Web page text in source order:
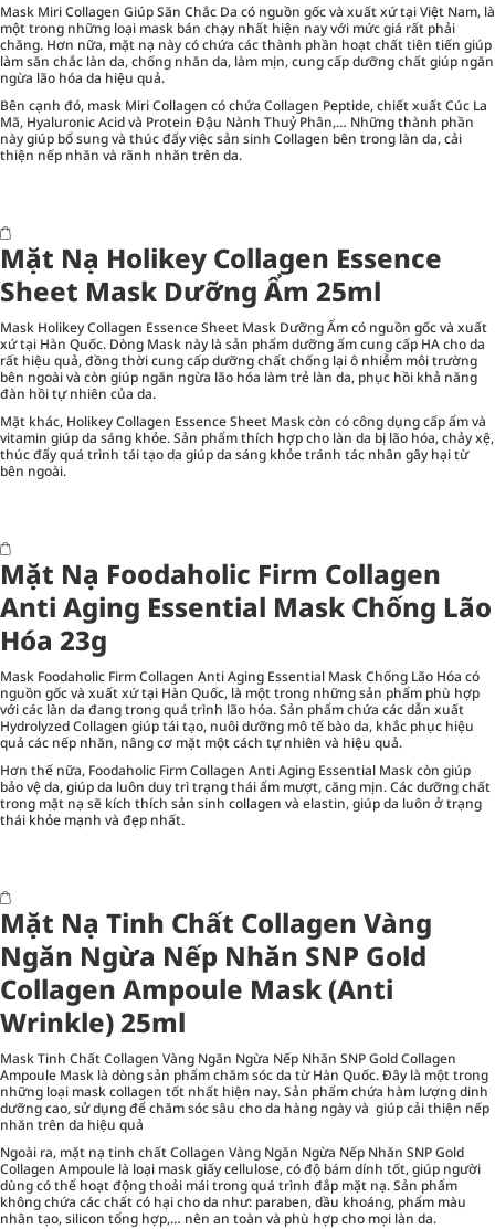
Mask Miri Collagen Giúp Săn Chắc Da có nguồn gốc và xuất xứ tại Việt Nam, là
một trong những loại mask bán chạy nhất hiện nay với mức giá rất phải
chăng. Hơn nữa, mặt nạ này có chứa các thành phần hoạt chất tiên tiến giúp
làm săn chắc làn da, chống nhăn da, làm mịn, cung cấp dưỡng chất giúp ngăn
ngừa lão hóa da hiệu quả.
Bên cạnh đó, mask Miri Collagen có chứa Collagen Peptide, chiết xuất Cúc La
Mã, Hyaluronic Acid và Protein Đậu Nành Thuỷ Phân,… Những thành phần
này giúp bổ sung và thúc đẩy việc sản sinh Collagen bên trong làn da, cải
thiện nếp nhăn và rãnh nhăn trên da.
Mặt Nạ Holikey Collagen Essence
Sheet Mask Dưỡng Ẩm 25ml
Mask Holikey Collagen Essence Sheet Mask Dưỡng Ẩm có nguồn gốc và xuất
xứ tại Hàn Quốc. Dòng Mask này là sản phẩm dưỡng ẩm cung cấp HA cho da
rất hiệu quả, đồng thời cung cấp dưỡng chất chống lại ô nhiễm môi trường
bên ngoài và còn giúp ngăn ngừa lão hóa làm trẻ làn da, phục hồi khả năng
đàn hồi tự nhiên của da.
Mặt khác, Holikey Collagen Essence Sheet Mask còn có công dụng cấp ẩm và
vitamin giúp da sáng khỏe. Sản phẩm thích hợp cho làn da bị lão hóa, chảy xệ,
thúc đẩy quá trình tái tạo da giúp da sáng khỏe tránh tác nhân gây hại từ
bên ngoài.
Mặt Nạ Foodaholic Firm Collagen
Anti Aging Essential Mask Chống Lão
Hóa 23g
Mask Foodaholic Firm Collagen Anti Aging Essential Mask Chống Lão Hóa có
nguồn gốc và xuất xứ tại Hàn Quốc, là một trong những sản phẩm phù hợp
với các làn da đang trong quá trình lão hóa. Sản phẩm chứa các dẫn xuất
Hydrolyzed Collagen giúp tái tạo, nuôi dưỡng mô tế bào da, khắc phục hiệu
quả các nếp nhăn, nâng cơ mặt một cách tự nhiên và hiệu quả.
Hơn thế nữa, Foodaholic Firm Collagen Anti Aging Essential Mask còn giúp
bảo vệ da, giúp da luôn duy trì trạng thái ẩm mượt, căng mịn. Các dưỡng chất
trong mặt nạ sẽ kích thích sản sinh collagen và elastin, giúp da luôn ở trạng
thái khỏe mạnh và đẹp nhất.
Mặt Nạ Tinh Chất Collagen Vàng
Ngăn Ngừa Nếp Nhăn SNP Gold
Collagen Ampoule Mask (Anti
Wrinkle) 25ml
Mask Tinh Chất Collagen Vàng Ngăn Ngừa Nếp Nhăn SNP Gold Collagen
Ampoule Mask là dòng sản phẩm chăm sóc da từ Hàn Quốc. Đây là một trong
những loại mask collagen tốt nhất hiện nay. Sản phẩm chứa hàm lượng dinh
dưỡng cao, sử dụng để chăm sóc sâu cho da hàng ngày và giúp cải thiện nếp
nhăn trên da hiệu quả
Ngoài ra, mặt nạ tinh chất Collagen Vàng Ngăn Ngừa Nếp Nhăn SNP Gold
Collagen Ampoule là loại mask giấy cellulose, có độ bám dính tốt, giúp người
dùng có thể hoạt động thoải mái trong quá trình đắp mặt nạ. Sản phẩm
không chứa các chất có hại cho da như: paraben, dầu khoáng, phẩm màu
nhân tạo, silicon tổng hợp,… nên an toàn và phù hợp cho mọi làn da.